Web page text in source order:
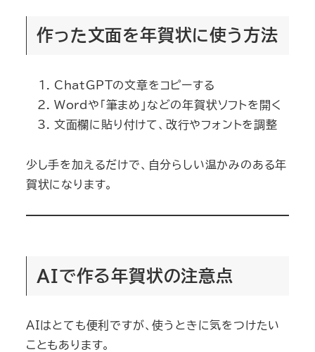
作った文面を年賀状に使う方法
ChatGPTの文章をコピーする
Wordや「筆まめ」などの年賀状ソフトを開く
文面欄に貼り付けて、改行やフォントを調整
少し手を加えるだけで、自分らしい温かみのある年
賀状になります。
AIで作る年賀状の注意点
AIはとても便利ですが、使うときに気をつけたい
こともあります。